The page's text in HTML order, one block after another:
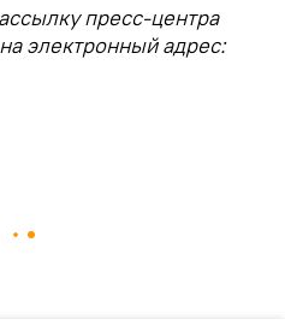
пресс-центра
электронный адрес: